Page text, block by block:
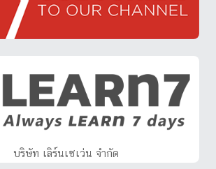
บริษัท เลิร์นเซเว่น จำกัด